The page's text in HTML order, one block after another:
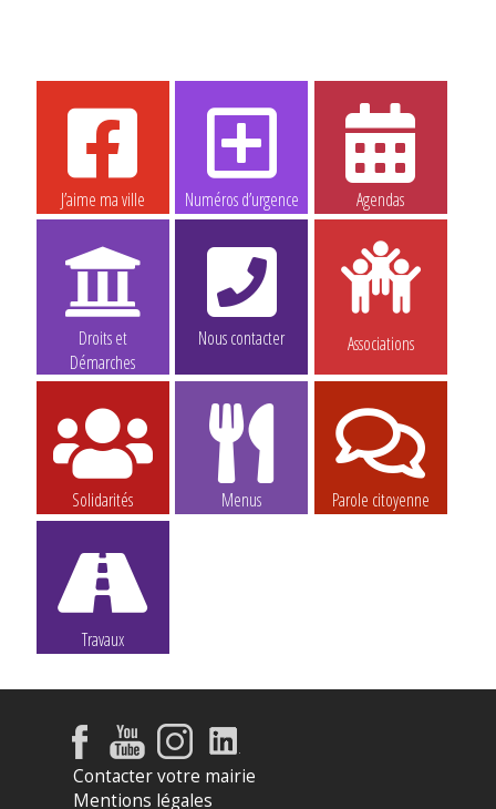
J’aime ma ville Numéros d’urgence Agendas
Droits et
Démarches
Nous contacter Associations
Solidarités Menus Parole citoyenne
Travaux
Contacter votre mairie
Mentions légales